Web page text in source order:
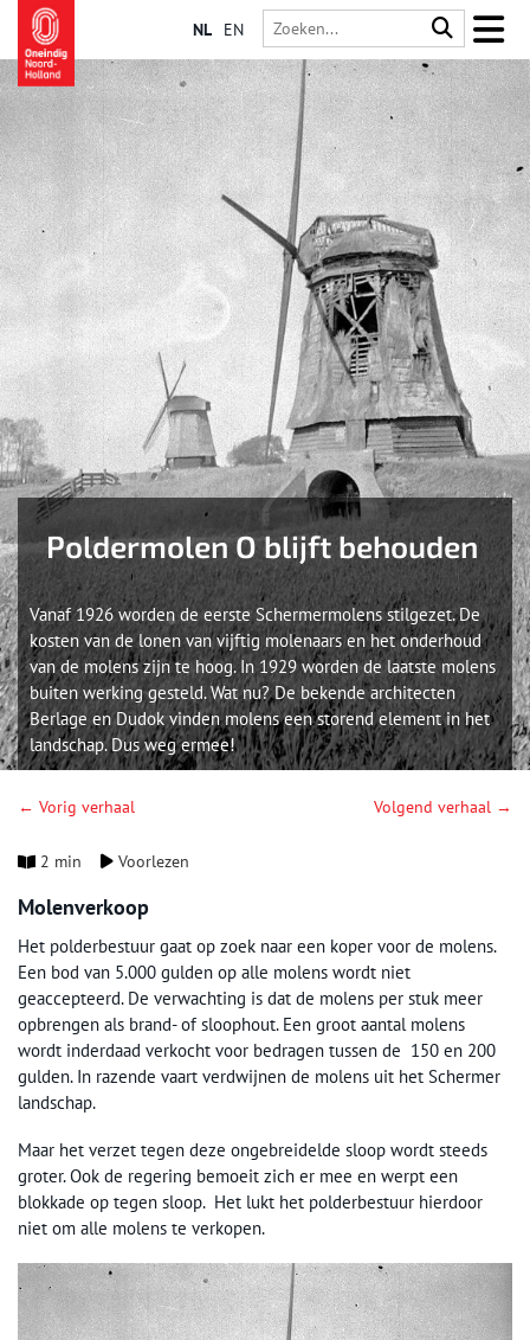
NL EN
Poldermolen O blijft behouden
Vanaf 1926 worden de eerste Schermermolens stilgezet. De
kosten van de lonen van vijftig molenaars en het onderhoud
van de molens zijn te hoog. In 1929 worden de laatste molens
buiten werking gesteld. Wat nu? De bekende architecten
Berlage en Dudok vinden molens een storend element in het
landschap. Dus weg ermee!
← Vorig verhaal Volgend verhaal →
2 min Voorlezen
Molenverkoop
Het polderbestuur gaat op zoek naar een koper voor de molens.
Een bod van 5.000 gulden op alle molens wordt niet
geaccepteerd. De verwachting is dat de molens per stuk meer
opbrengen als brand- of sloophout. Een groot aantal molens
wordt inderdaad verkocht voor bedragen tussen de 150 en 200
gulden. In razende vaart verdwijnen de molens uit het Schermer
landschap.
Maar het verzet tegen deze ongebreidelde sloop wordt steeds
groter. Ook de regering bemoeit zich er mee en werpt een
blokkade op tegen sloop. Het lukt het polderbestuur hierdoor
niet om alle molens te verkopen.